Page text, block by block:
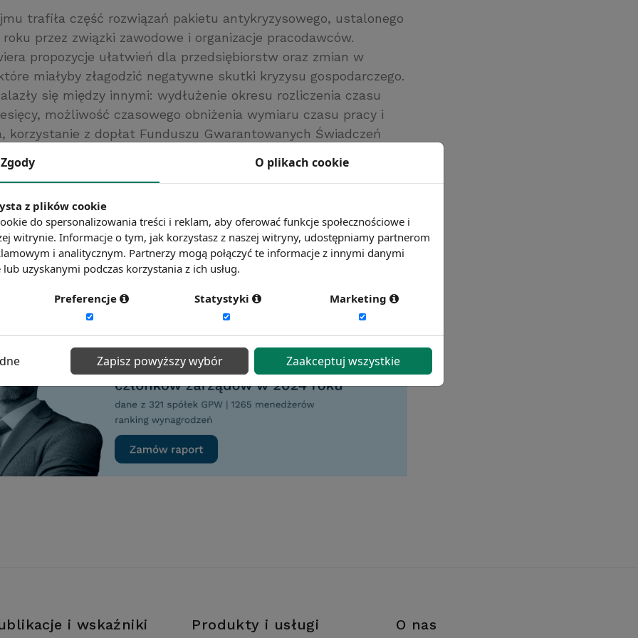
trafiła część rozwiązań pakietu antykryzysowego, ustalonego
przez związki zawodowe i organizacje pracodawców.
propozycje ułatwień dla przedsiębiorstw oraz zmian w
miałyby złagodzić negatywne skutki kryzysu gospodarczego.
się między innymi: wydłużenie okresu rozliczenia czasu
możliwość czasowego obniżenia wymiaru czasu pracy i
korzystanie z dopłat Funduszu Gwarantowanych Świadczeń
na czas określony do 24 miesięcy. Rząd chciałby, aby nowe
roku.
więcej? Zobacz więcej wiadomości
i wskaźniki Produkty i usługi O nas
Zgody O plikach cookie
z plików cookie
do spersonalizowania treści i reklam, aby oferować funkcje społecznościowe i
witrynie. Informacje o tym, jak korzystasz z naszej witryny, udostępniamy partnerom
i analitycznym. Partnerzy mogą połączyć te informacje z innymi danymi
uzyskanymi podczas korzystania z ich usług.
Preferencje Statystyki Marketing
Zapisz powyższy wybór Zaakceptuj wszystkie